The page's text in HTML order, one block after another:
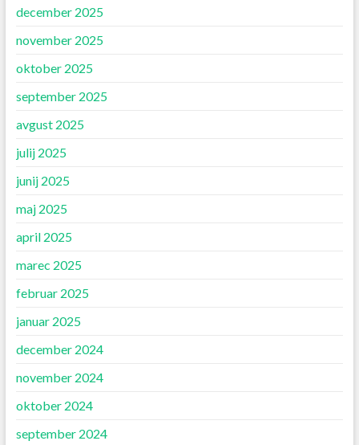
december 2025
november 2025
oktober 2025
september 2025
avgust 2025
julij 2025
junij 2025
maj 2025
april 2025
marec 2025
februar 2025
januar 2025
december 2024
november 2024
oktober 2024
september 2024